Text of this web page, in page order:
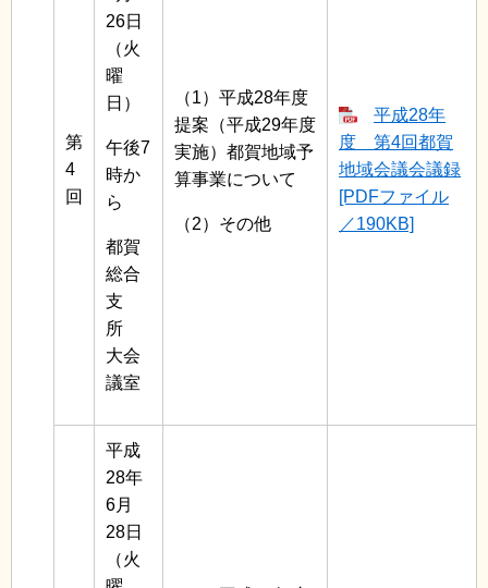
第
4
回
26日
（火
曜
日）
午後7
時か
ら
都賀
総合
支
所
大会
議室
（1）平成28年度
提案（平成29年度
実施）都賀地域予
算事業について
（2）その他
平成28年
度 第4回都賀
地域会議会議録
[PDFファイル
／190KB]
平成
28年
6月
28日
（火